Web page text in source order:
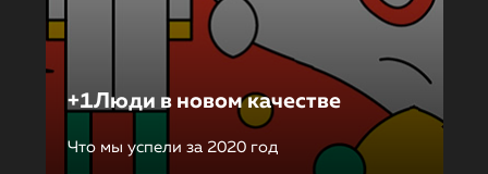
+1Люди в новом качестве
Что мы успели за 2020 год